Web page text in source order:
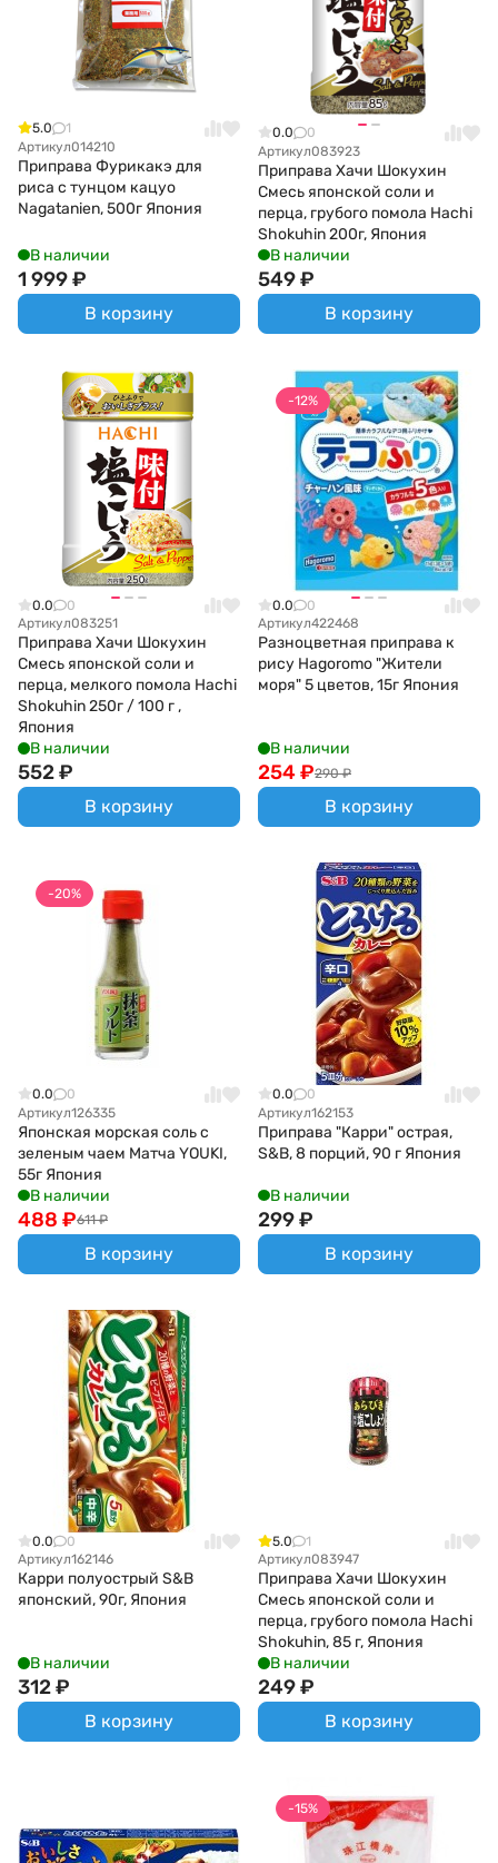
5.0
1
Артикул014210
Приправа Фурикакэ для
риса с тунцом кацуо
Nagatanien, 500г Япония
В наличии
1 999₽
В корзину
0.0
0
Артикул083923
Приправа Хачи Шокухин
Смесь японской соли и
перца, грубого помола Hachi
Shokuhin 200г, Япония
В наличии
549₽
В корзину
0.0
0
Артикул083251
Приправа Хачи Шокухин
Смесь японской соли и
перца, мелкого помола Hachi
Shokuhin 250г / 100 г ,
Япония
В наличии
552₽
В корзину
-12%
0.0
0
Артикул422468
Разноцветная приправа к
рису Hagoromo "Жители
моря" 5 цветов, 15г Япония
В наличии
290 ₽
254₽
В корзину
-20%
0.0
0
Артикул126335
Японская морская соль с
зеленым чаем Матча YOUKI,
55г Япония
В наличии
611 ₽
488 ₽
В корзину
0.0
0
Артикул162153
Приправа "Карри" острая,
S&B, 8 порций, 90 г Япония
В наличии
299₽
В корзину
0.0
0
Артикул162146
Карри полуострый S&B
японский, 90г, Япония
В наличии
312₽
В корзину
5.0
1
Артикул083947
Приправа Хачи Шокухин
Смесь японской соли и
перца, грубого помола Hachi
Shokuhin, 85 г, Япония
В наличии
249₽
В корзину
-15%